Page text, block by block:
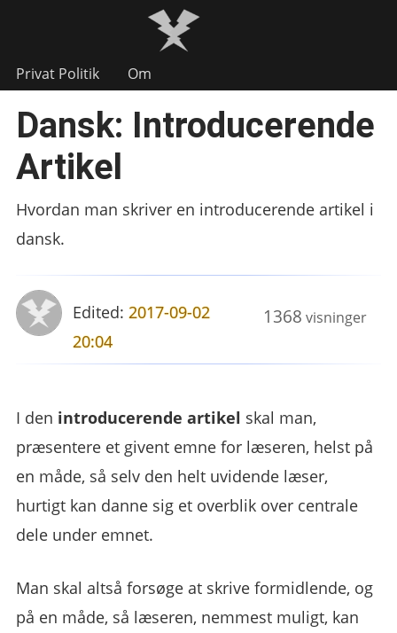
Privat Politik Om
Dansk: Introducerende
Artikel
Hvordan man skriver en introducerende artikel i
dansk.
1368 visninger
Edited:2017-09-02
20:04
I den introducerende artikel skal man,
præsentere et givent emne for læseren, helst på
en måde, så selv den helt uvidende læser,
hurtigt kan danne sig et overblik over centrale
dele under emnet.
Man skal altså forsøge at skrive formidlende, og
på en måde, så læseren, nemmest muligt, kan